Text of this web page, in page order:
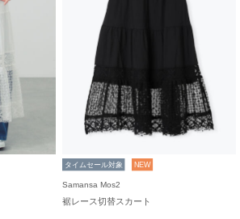
タイムセール対象 NEW
Samansa Mos2
裾レース切替スカート